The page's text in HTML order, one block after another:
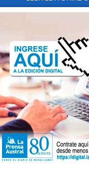
preocupante, cuando un
de los Establecimientos
región con un crítico 65,3%
corte de abril de 2026.
Un aspecto preocupante de
brusca caída del indicador las
de Salud (Ges), que otorga
través de Fonasa e Isapres
sanitarios, “asegurando”
atención médica.
Durante el año pasado, este
en alrededor del 90%, pero
noviembre a 74% en
a 34,3% en enero.
En aquella ocasión, las
atribuyeron el deterioro a